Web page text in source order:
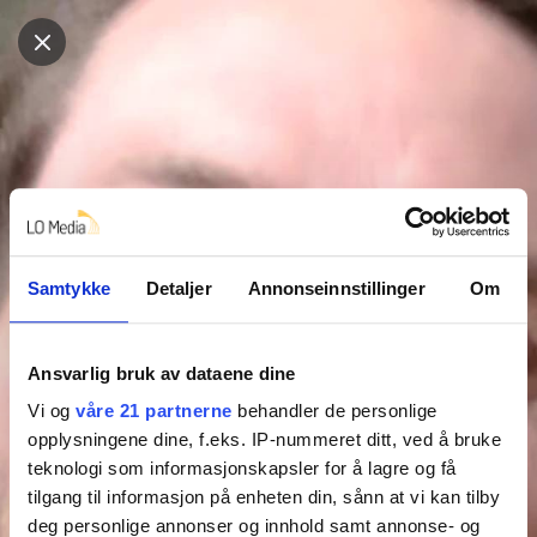
Samtykke Detaljer Annonseinnstillinger Om
Ansvarlig bruk av dataene dine
Vi og våre 21 partnerne behandler de personlige
opplysningene dine, f.eks. IP-nummeret ditt, ved å bruke
teknologi som informasjonskapsler for å lagre og få
tilgang til informasjon på enheten din, sånn at vi kan tilby
deg personlige annonser og innhold samt annonse- og